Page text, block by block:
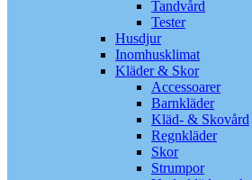
Tandvård
Tester
Husdjur
Inomhusklimat
Kläder & Skor
Accessoarer
Barnkläder
Kläd- & Skovård
Regnkläder
Skor
Strumpor